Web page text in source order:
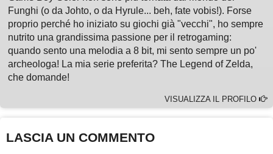
Funghi (o da Johto, o da Hyrule... beh, fate vobis!). Forse
proprio perché ho iniziato su giochi già "vecchi", ho sempre
nutrito una grandissima passione per il retrogaming:
quando sento una melodia a 8 bit, mi sento sempre un po'
archeologa! La mia serie preferita? The Legend of Zelda,
che domande!
VISUALIZZA IL PROFILO
LASCIA UN COMMENTO